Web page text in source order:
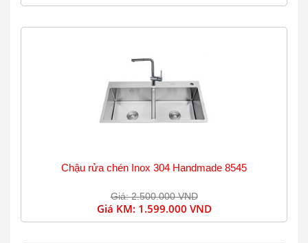
Chậu rửa chén Inox 304 Handmade 8545
Giá: 2.500.000 VND
Giá KM: 1.599.000 VND